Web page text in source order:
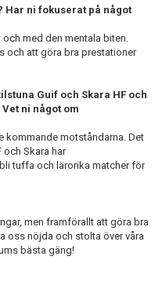
Har ni fokuserat på något
med den mentala biten.
och att göra bra prestationer
Guif och Skara HF och
ni något om
kommande motståndarna. Det
och Skara har
tuffa och lärorika matcher för
men framförallt att göra bra
oss nöjda och stolta över våra
bästa gäng!